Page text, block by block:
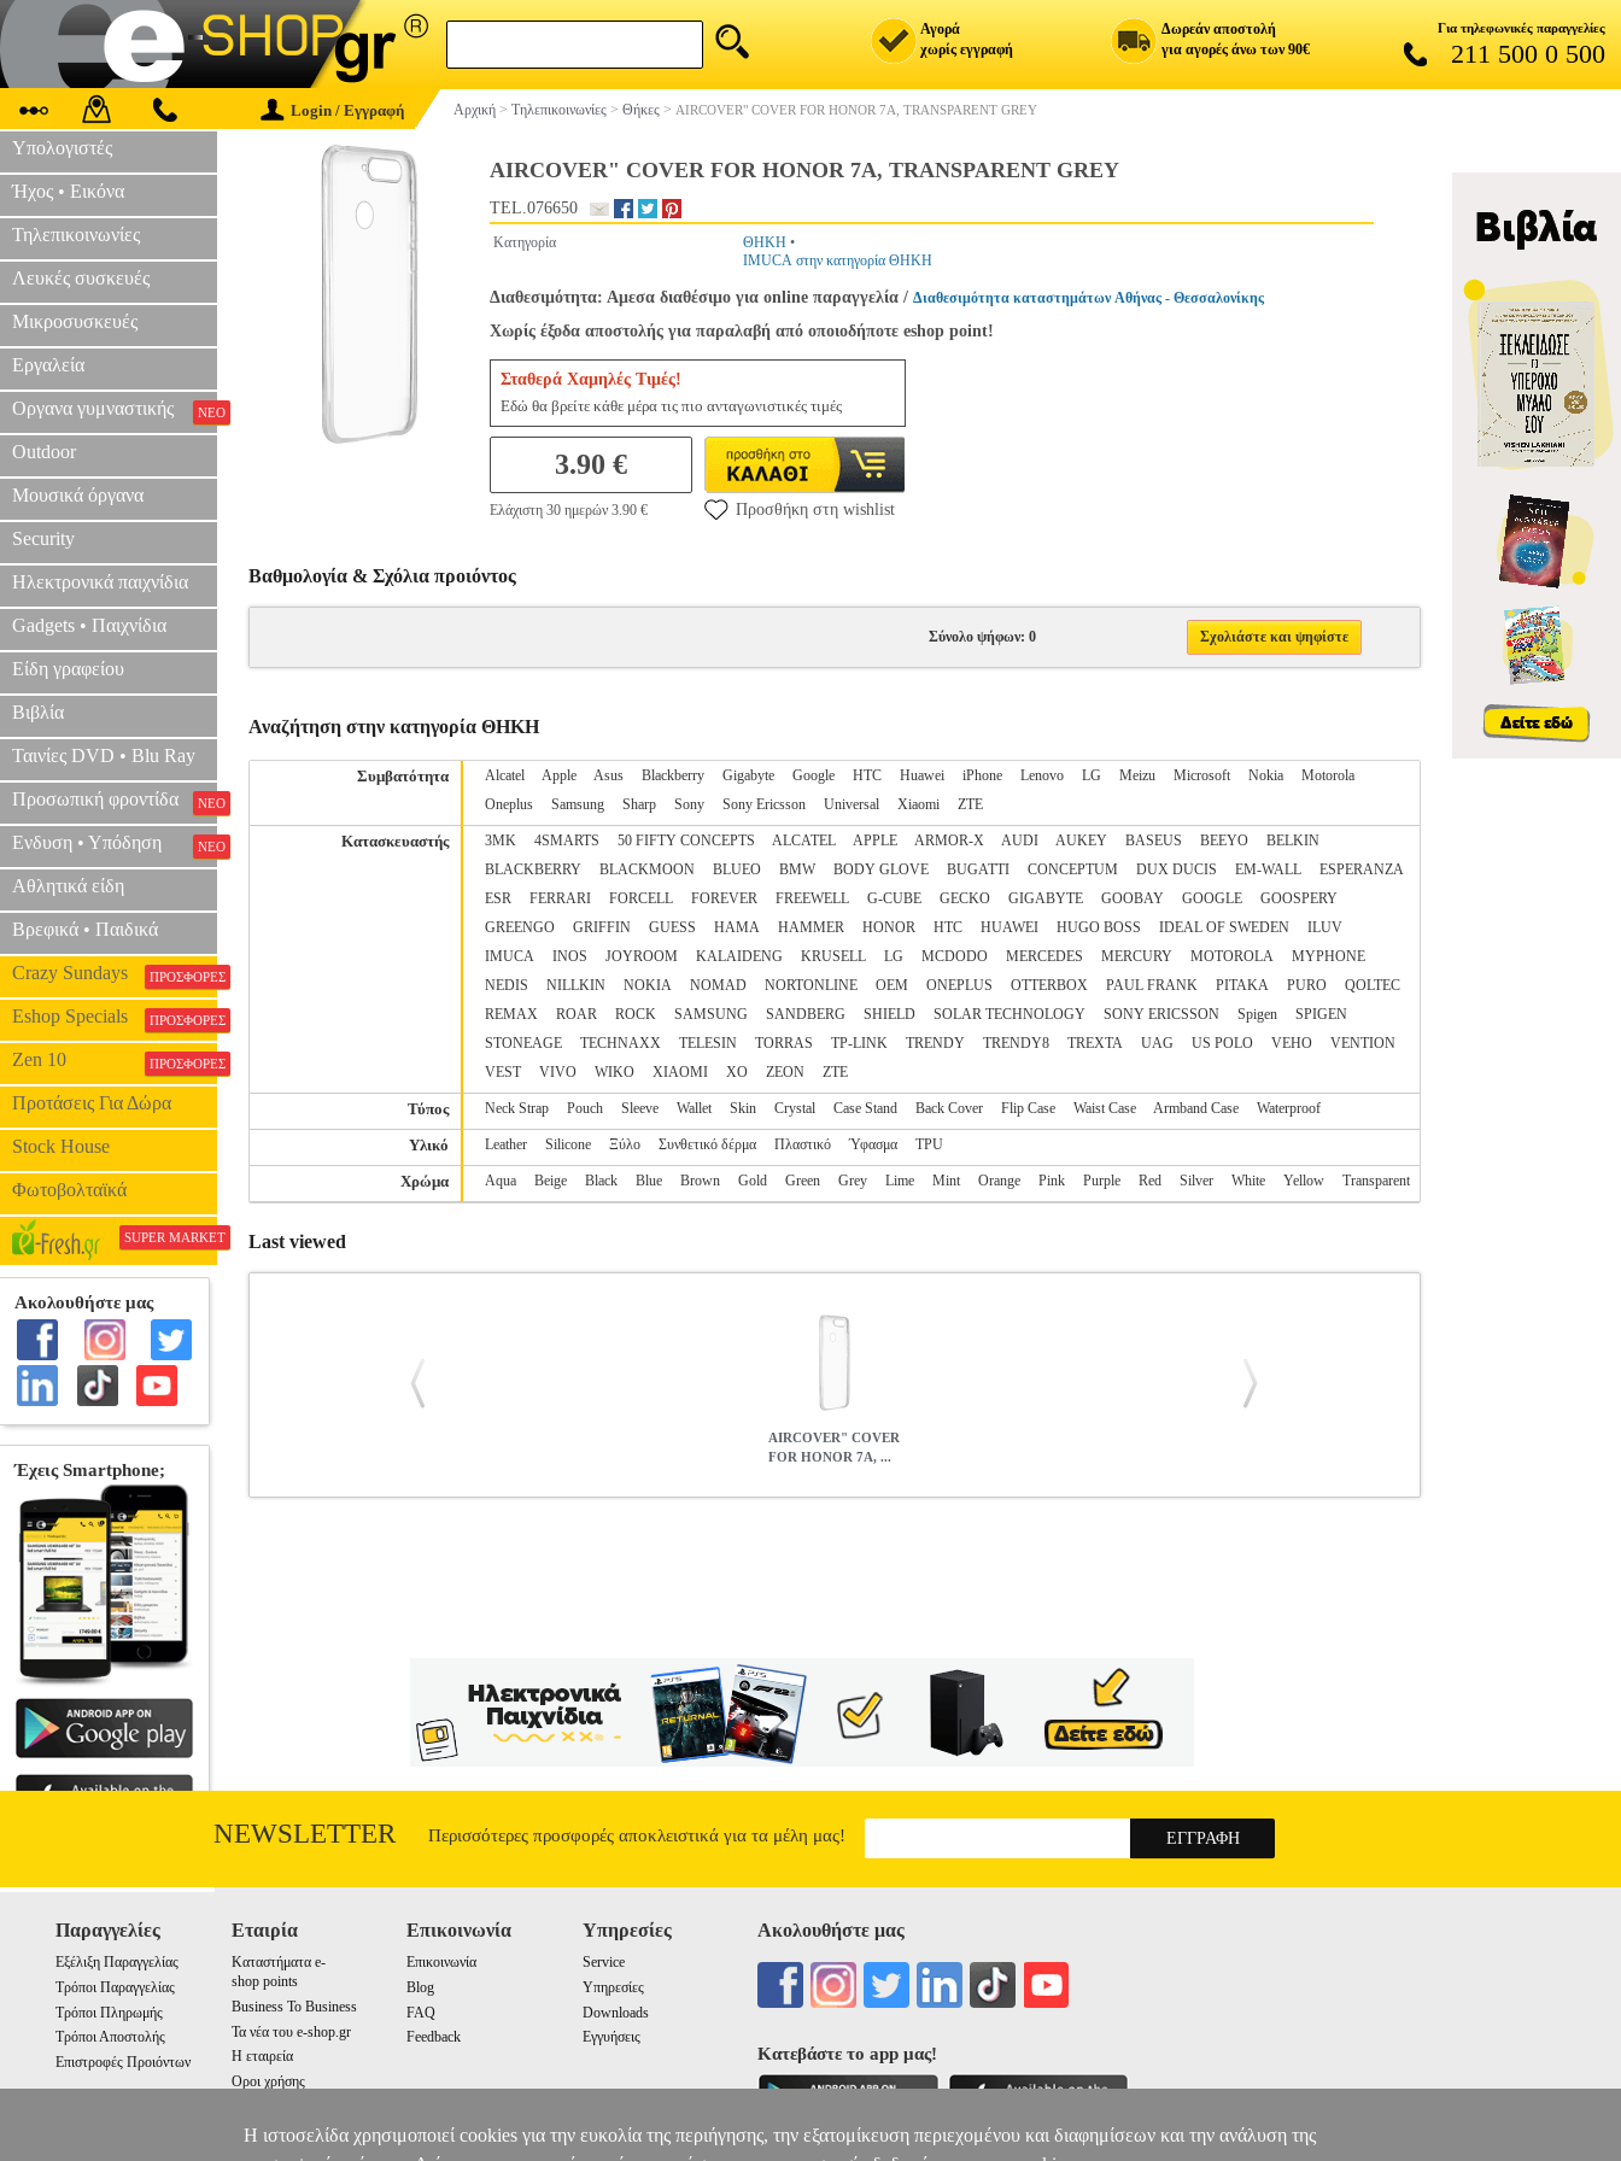
Αγορά
χωρίς εγγραφή
Δωρεάν αποστολή
για αγορές άνω των 90€
Για τηλεφωνικές παραγγελίες
211 500 0 500
Login / Εγγραφή Αρχική > Τηλεπικοινωνίες > Θήκες > AIRCOVER" COVER FOR HONOR 7A, TRANSPARENT GREY
Υπολογιστές
Ήχος • Εικόνα
Τηλεπικοινωνίες
Λευκές συσκευές
Μικροσυσκευές
Εργαλεία
Οργανα γυμναστικής ΝΕΟ
Outdoor
Μουσικά όργανα
Security
Ηλεκτρονικά παιχνίδια
Gadgets • Παιχνίδια
Είδη γραφείου
Βιβλία
Ταινίες DVD • Blu Ray
Προσωπική φροντίδα ΝΕΟ
Ενδυση • Υπόδηση ΝΕΟ
Αθλητικά είδη
Βρεφικά • Παιδικά
Crazy Sundays ΠΡΟΣΦΟΡΕΣ
Eshop Specials ΠΡΟΣΦΟΡΕΣ
Zen 10 ΠΡΟΣΦΟΡΕΣ
Προτάσεις Για Δώρα
Stock House
Φωτοβολταϊκά
SUPER MARKET
AIRCOVER" COVER FOR HONOR 7A, TRANSPARENT GREY
TEL.076650
Κατηγορία ΘΗΚΗ •
IMUCA στην κατηγορία ΘΗΚΗ
Διαθεσιμότητα: Αμεσα διαθέσιμο για online παραγγελία / Διαθεσιμότητα καταστημάτων Αθήνας - Θεσσαλονίκης
Χωρίς έξοδα αποστολής για παραλαβή από οποιοδήποτε eshop point!
Σταθερά Χαμηλές Τιμές!
Εδώ θα βρείτε κάθε μέρα τις πιο ανταγωνιστικές τιμές
3.90 €
Ελάχιστη 30 ημερών 3.90 € Προσθήκη στη wishlist
Βαθμολογία & Σχόλια προιόντος
Σύνολο ψήφων: 0 Σχολιάστε και ψηφίστε
Αναζήτηση στην κατηγορία ΘΗΚΗ
Συμβατότητα Alcatel Apple Asus Blackberry Gigabyte Google HTC Huawei iPhone Lenovo LG Meizu Microsoft Nokia
Motorola
Oneplus
Samsung Sharp Sony Sony Ericsson Universal Xiaomi ZTE
Κατασκευαστής 3MK 4SMARTS 50 FIFTY CONCEPTS ALCATEL APPLE ARMOR-X AUDI AUKEY BASEUS BEEYO
BELKIN
BLACKBERRY
BLACKMOON BLUEO BMW BODY GLOVE BUGATTI CONCEPTUM DUX DUCIS EM-WALL
ESPERANZA
ESR
FERRARI FORCELL FOREVER FREEWELL G-CUBE GECKO GIGABYTE GOOBAY GOOGLE
GOOSPERY
GREENGO
GRIFFIN GUESS HAMA HAMMER HONOR HTC HUAWEI HUGO BOSS IDEAL OF SWEDEN
ILUV
IMUCA
INOS JOYROOM KALAIDENG KRUSELL LG MCDODO MERCEDES MERCURY MOTOROLA
MYPHONE
NEDIS
NILLKIN NOKIA NOMAD NORTONLINE OEM ONEPLUS OTTERBOX PAUL FRANK PITAKA PURO
QOLTEC
REMAX
ROAR ROCK SAMSUNG SANDBERG SHIELD SOLAR TECHNOLOGY SONY ERICSSON Spigen
SPIGEN
STONEAGE
TECHNAXX TELESIN TORRAS TP-LINK TRENDY TRENDY8 TREXTA UAG US POLO VEHO
VENTION
VEST
VIVO WIKO XIAOMI XO ZEON ZTE
Τύπος Neck Strap Pouch Sleeve Wallet Skin Crystal Case Stand Back Cover Flip Case Waist Case Armband Case Waterproof
Υλικό Leather Silicone Ξύλο Συνθετικό δέρμα Πλαστικό Ύφασμα TPU
Χρώμα Aqua Beige Black Blue Brown Gold Green Grey Lime Mint Orange Pink Purple Red Silver White Yellow Transparent
Last viewed
AIRCOVER" COVER
FOR HONOR 7A, ...
NEWSLETTER Περισσότερες προσφορές αποκλειστικά για τα μέλη μας!
Παραγγελίες
Εξέλιξη Παραγγελίας
Τρόποι Παραγγελίας
Τρόποι Πληρωμής
Τρόποι Αποστολής
Επιστροφές Προιόντων
Εταιρία
Καταστήματα e-
shop points
Business To Business
Τα νέα του e-shop.gr
Η εταιρεία
Οροι χρήσης
Επικοινωνία
Επικοινωνία
Blog
FAQ
Feedback
Υπηρεσίες
Service
Υπηρεσίες
Downloads
Εγγυήσεις
Ακολουθήστε μας
Κατεβάστε το app μας!
Η ιστοσελίδα χρησιμοποιεί cookies για την ευκολία της περιήγησης, την εξατομίκευση περιεχομένου και διαφημίσεων και την ανάλυση της